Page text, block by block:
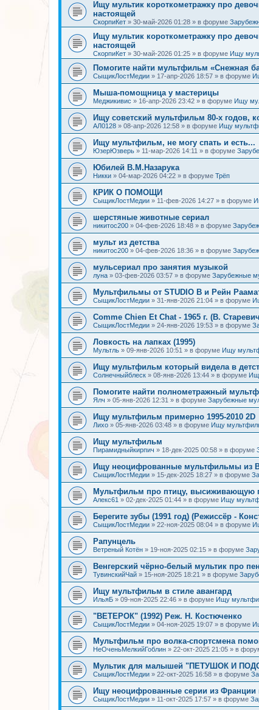
Ищу мультик короткометражку про
настоящей
СкорпиКет » 30-май-2026 01:28 » в форуме
Ищу мультик короткометражку про
настоящей
СкорпиКет » 30-май-2026 01:25 » в форуме Ищу
Помогите найти мультфильм «Снежная
СыщикЛостМедии » 17-апр-2026 18:57 » в форуме
Мыша-помощница у мастерицы
Меджикивис » 16-апр-2026 23:42 » в форуме Ищу
Ищу советский мультфильм 80-х годов,
АЛ0128 » 08-апр-2026 12:58 » в форуме Ищу
Ищу мультфильм, не могу спать и есть...
ЮзерЮзверь » 11-мар-2026 14:11 » в форуме
Юбилей В.М.Назарука
Никки » 04-мар-2026 04:22 » в форуме Трёп
КРИК О ПОМОЩИ
СыщикЛостМедии » 11-фев-2026 14:27 » в форуме
шерстяные животные сериал
никитос200 » 04-фев-2026 18:48 » в форуме
мульт из детства
никитос200 » 04-фев-2026 18:36 » в форуме
мульсериал про занятия музыкой
луна » 03-фев-2026 03:57 » в форуме Зарубежные
Мультфильмы от STUDIO B и Рейн
СыщикЛостМедии » 31-янв-2026 21:04 » в форуме
Comme Chien Et Chat - 1965 г. (В.
СыщикЛостМедии » 24-янв-2026 19:53 » в форуме
Ловкость на лапках (1995)
Мультль » 09-янв-2026 10:51 » в форуме Ищу
Ищу мультфильм который видела в
Солнечныйблеск » 08-янв-2026 13:44 » в форуме
Помогите найти полнометражный
Ялч » 05-янв-2026 12:31 » в форуме Зарубежные
Ищу мультфильм примерно 1995-2010 2D
Лихо » 05-янв-2026 03:48 » в форуме Ищу
Ищу мультфильм
Пирамидныйкирпич » 18-дек-2025 00:58 » в форуме
Ищу неоцифрованные мультфильмы из
СыщикЛостМедии » 15-дек-2025 18:27 » в форуме
Мультфильм про птицу, высиживающую
Алекс61 » 02-дек-2025 01:44 » в форуме Ищу
Берегите зубы (1991 год) (Режиссёр -
СыщикЛостМедии » 22-ноя-2025 08:04 » в форуме
Рапунцель
Ветреный Котён » 19-ноя-2025 02:15 » в форуме
Венгерский чёрно-белый мультик про
ТувинскийЧай » 15-ноя-2025 18:21 » в форуме
Ищу мультфильм в стиле авангард
ИльяБ » 09-ноя-2025 22:46 » в форуме Ищу
"ВЕТЕРОК" (1992) Реж. Н. Костюченко
СыщикЛостМедии » 04-ноя-2025 19:07 » в форуме
Мультфильм про волка-спортсмена
НеОченьМелкийГоблин » 22-окт-2025 21:05 » в
Мультик для малышей "ПЕТУШОК И
СыщикЛостМедии » 22-окт-2025 16:58 » в форуме
Ищу неоцифрованные серии из Франции
СыщикЛостМедии » 11-окт-2025 17:57 » в форуме